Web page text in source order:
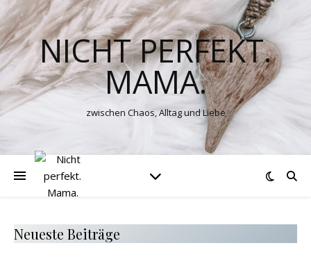
NICHT PERFEKT.
MAMA.
zwischen Chaos, Alltag und Liebe
Neueste Beiträge